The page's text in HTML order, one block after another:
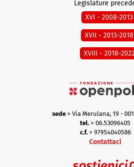
Legislature
XVI - 2008-2013
XVII - 2013-2018
XVIII - 2018-
sede> Via Merulana, 19 -
tel. > 06.53096405
c.f.> 97954040586
Contattaci